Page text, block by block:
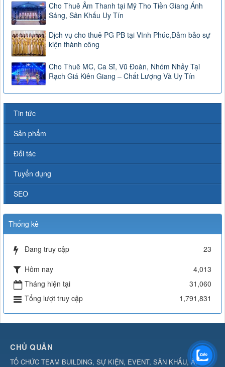
Cho Thuê Âm Thanh tại Mỹ Tho Tiền Giang Ánh
Sáng, Sân Khấu Uy Tín
Dịch vụ cho thuê PG PB tại Vĩnh Phúc,Đảm bảo sự
kiện thành công
Cho Thuê MC, Ca Sĩ, Vũ Đoàn, Nhóm Nhảy Tại
Rạch Giá Kiên Giang – Chất Lượng Và Uy Tín
Tin tức
Sản phẩm
Đối tác
Tuyển dụng
SEO
Thống kê
Đang truy cập
23
Hôm nay
4,013
Tháng hiện tại
31,060
Tổng lượt truy cập
1,791,831
CHỦ QUẢN
TỔ CHỨC TEAM BUILDING, SỰ KIỆN, EVENT, SÂN KHẤU, ÂM